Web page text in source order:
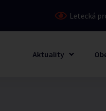
Letecká
Aktuality